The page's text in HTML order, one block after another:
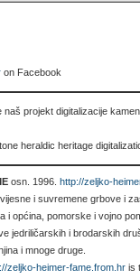
on Facebook
naš projekt digitalizacije
heraldic heritage
osn. 1996. http://zeljko-
i suvremene grbove i
i općina, pomorske i vojno
jedriličarskih i brodarskih
i mnoge druge.
zeljko-heimer-fame.from.hr is